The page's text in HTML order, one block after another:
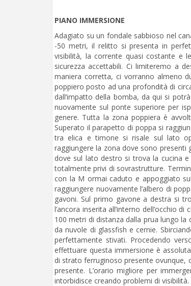
PIANO IMMERSIONE
Adagiato su un fondale sabbioso nel
-50 metri, il relitto si presenta in
visibilità, la corrente quasi costante e
sicurezza accettabili. Ci limiteremo a
maniera corretta, ci vorranno almeno
poppiero posto ad una profondità di
dall’impatto della bomba, da qui si
nuovamente sul ponte superiore per
genere. Tutta la zona poppiera è
Superato il parapetto di poppa si
tra elica e timone si risale sul lato
raggiungere la zona dove sono presenti
dove sul lato destro si trova la cucina
totalmente privi di sovrastrutture.
con la M ormai caduto e appoggiato
raggiungere nuovamente l’albero di
gavoni. Sul primo gavone a destra si
l’ancora inserita all’interno dell’occhio
100 metri di distanza dalla prua lungo
da nuvole di glassfish e cernie.
perfettamente stivati. Procedendo
effettuare questa immersione è
di strato ferruginoso presente ovunque,
presente. L’orario migliore per
intorbidisce creando problemi di visibilità.